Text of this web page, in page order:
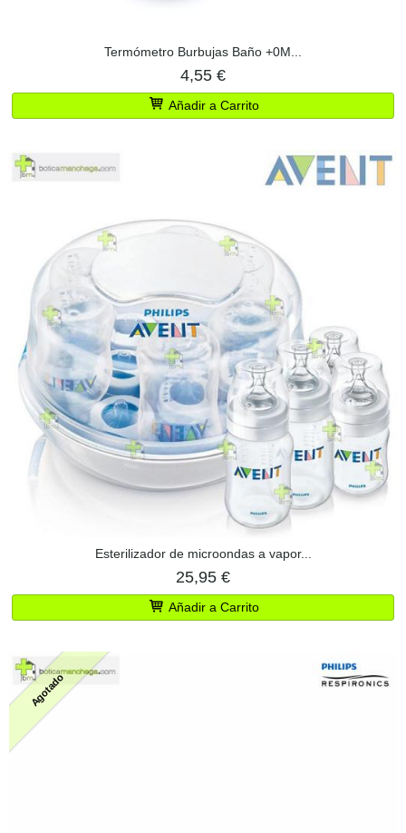
Termómetro Burbujas Baño +0M...
4,55 €
Añadir a Carrito
Esterilizador de microondas a vapor...
25,95 €
Añadir a Carrito
Agotado